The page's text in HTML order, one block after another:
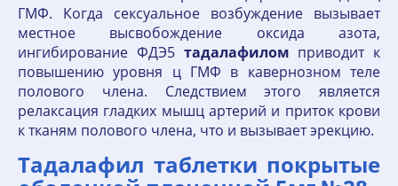
ГМФ. Когда сексуальное возбуждение вызывает
местное высвобождение оксида азота,
ингибирование ФДЭ5 тадалафилом приводит к
повышению уровня ц ГМФ в кавернозном теле
полового члена. Следствием этого является
релаксация гладких мышц артерий и приток крови
к тканям полового члена, что и вызывает эрекцию.
Тадалафил таблетки покрытые